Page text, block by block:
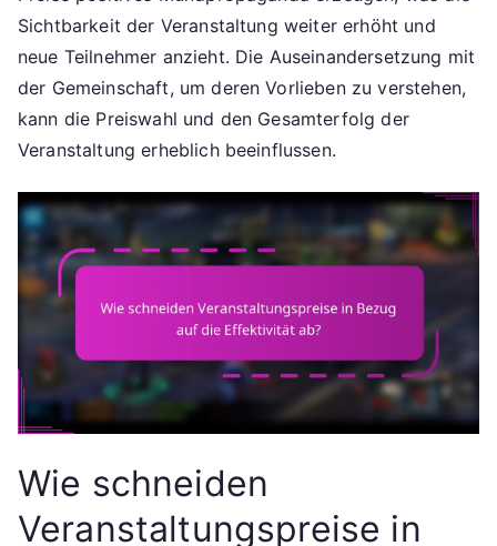
Sichtbarkeit der Veranstaltung weiter erhöht und
neue Teilnehmer anzieht. Die Auseinandersetzung mit
der Gemeinschaft, um deren Vorlieben zu verstehen,
kann die Preiswahl und den Gesamterfolg der
Veranstaltung erheblich beeinflussen.
Wie schneiden
Veranstaltungspreise in